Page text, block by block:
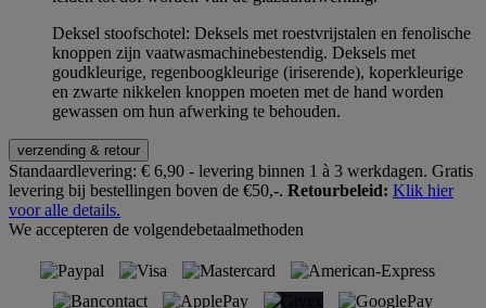
Deksel stoofschotel: Deksels met roestvrijstalen en fenolische
knoppen zijn vaatwasmachinebestendig. Deksels met
goudkleurige, regenboogkleurige (iriserende), koperkleurige
en zwarte nikkelen knoppen moeten met de hand worden
gewassen om hun afwerking te behouden.
verzending & retour
Standaardlevering: € 6,90 - levering binnen 1 à 3 werkdagen. Gratis
levering bij bestellingen boven de €50,-. Retourbeleid: Klik hier
voor alle details.
We accepteren de volgendebetaalmethoden